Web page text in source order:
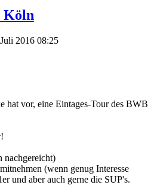
Köln
2016 08:25
hat vor, eine Eintages-Tour des BWB
nachgereicht)
(wenn genug Interesse
und aber auch gerne die SUP's.